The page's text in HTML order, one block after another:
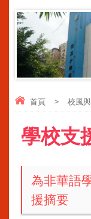
首頁 > 校風
學校支
為非華語
援摘要